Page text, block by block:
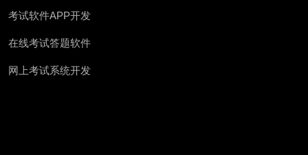
考试软件APP开发
在线考试答题软件
网上考试系统开发